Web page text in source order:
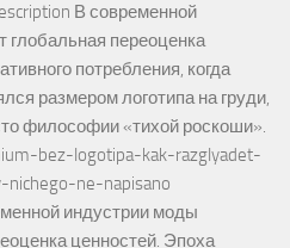
В современной
глобальная переоценка
потребления, когда
размером логотипа на груди,
философии «тихой роскоши».
bez-logotipa-kak-razglyadet-
ne-napisano
индустрии моды
ценностей. Эпоха